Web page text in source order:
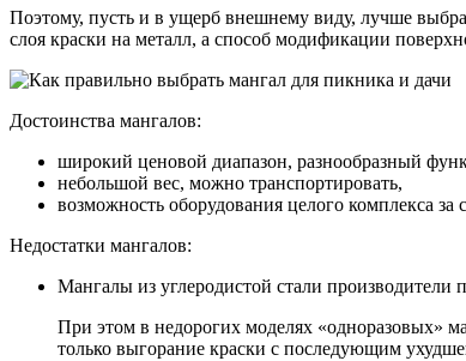
Поэтому, пусть и в ущерб внешнему виду, лучше
слоя краски на металл, а способ модификации
Достоинства мангалов:
широкий ценовой диапазон, разнообразный
небольшой вес, можно транспортировать,
возможность оборудования целого комплекса
Недостатки мангалов:
Мангалы из углеродистой стали
При этом в недорогих моделях «одноразовых»
только выгорание краски с последующим